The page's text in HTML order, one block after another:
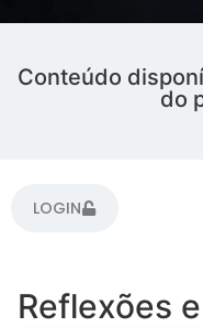
Conteúdo
do
LOGIN
Reflexões